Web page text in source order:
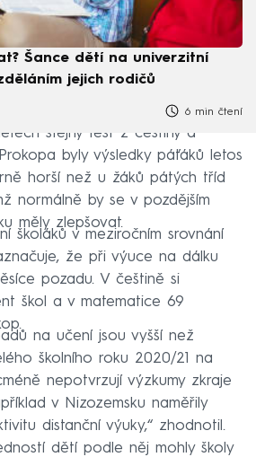
Šance dětí na univerzitní
jejich rodičů
6 min čtení
stejný test z češtiny a
byly výsledky páťáků letos
horší než u žáků pátých tříd
normálně by se v pozdějším
měly zlepšovat.
školáků v meziročním srovnání
že při výuce na dálku
pozadu. V češtině si
škol a v matematice 69
na učení jsou vyšší než
školního roku 2020/21 na
nepotvrzují výzkumy zkraje
v Nizozemsku naměřily
distanční výuky,“ zhodnotil.
dětí podle něj mohly školy